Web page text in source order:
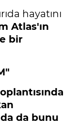
hayatını
Atlas'ın
bir
da bunu